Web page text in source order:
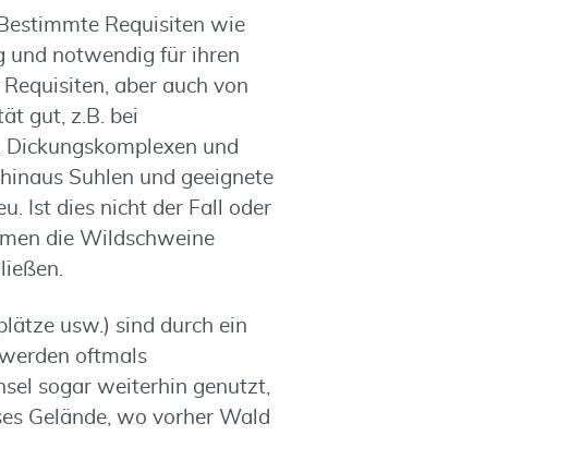
Requisiten wie
und notwendig für ihren
aber auch von
gut, z.B. bei
und
Suhlen und geeignete
Ist dies nicht der Fall oder
die Wildschweine
usw.) sind durch ein
oftmals
sogar weiterhin genutzt,
Gelände, wo vorher Wald